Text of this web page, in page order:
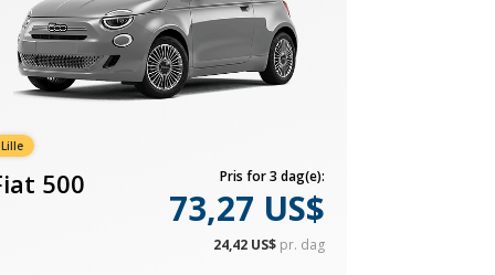
Lille
500 Pris for 3 dag(e):
73,27 US$
24,42 US$ pr. dag